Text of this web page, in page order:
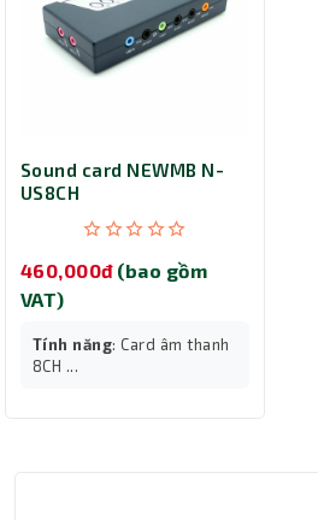
Sound card NEWMB N-
US8CH
460,000đ (bao gồm
VAT)
Tính năng: Card âm thanh
8CH ...